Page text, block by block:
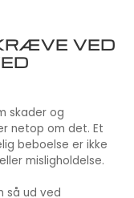
VED
skader og
netop om det. Et
beboelse er ikke
misligholdelse.
så ud ved